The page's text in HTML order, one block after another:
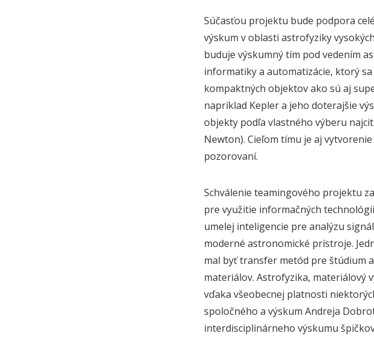
Súčasťou projektu bude podpora
výskum v oblasti astrofyziky
buduje výskumný tím pod vedením
informatiky a automatizácie, ktorý
kompaktných objektov ako sú aj
napríklad Kepler a jeho doterajšie
objekty podľa vlastného výberu
Newton). Cieľom tímu je aj
pozorovaní.
Schválenie teamingového projektu
pre využitie informačných
umelej inteligencie pre analýzu
moderné astronomické prístroje.
mal byť transfer metód pre štúdium
materiálov. Astrofyzika, materiálový
vďaka všeobecnej platnosti
spoločného a výskum Andreja
interdisciplinárneho výskumu